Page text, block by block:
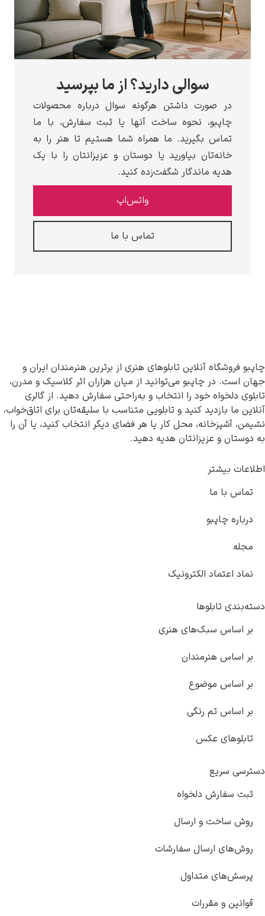
سوالی دارید؟ از ما بپرسید
در صورت داشتن هرگونه سوال درباره محصولات
چاپبو، نحوه ساخت آنها یا ثبت سفارش، با ما
تماس بگیرید. ما همراه شما هستیم تا هنر را به
خانه‌تان بیاورید یا دوستان و عزیزانتان را با یک
هدیه ماندگار شگفت‌زده کنید.
واتس‌اپ
تماس با ما
چاپبو فروشگاه آنلاین تابلوهای هنری از برترین هنرمندان ایران و
جهان است. در چاپبو می‌توانید از میان هزاران اثر کلاسیک و مدرن،
تابلوی دلخواه خود را انتخاب و به‌راحتی سفارش دهید. از گالری
آنلاین ما بازدید کنید و تابلویی متناسب با سلیقه‌تان برای اتاق‌خواب،
نشیمن، آشپزخانه، محل کار یا هر فضای دیگر انتخاب کنید، یا آن را
به دوستان و عزیزانتان هدیه دهید.
اطلاعات بیشتر
تماس با ما
درباره چاپبو
مجله
نماد اعتماد الکترونیک
دسته‌بندی تابلوها
بر اساس سبک‌های هنری
بر اساس هنرمندان
بر اساس موضوع
بر اساس تم رنگی
تابلوهای عکس
دسترسی سریع
ثبت سفارش دلخواه
روش ساخت و ارسال
روش‌های ارسال سفارشات
پرسش‌های متداول
قوانین و مقررات